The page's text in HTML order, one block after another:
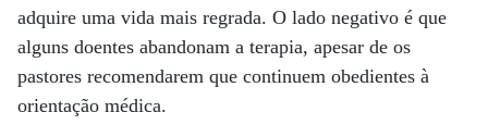
adquire uma vida mais regrada. O lado negativo é que
alguns doentes abandonam a terapia, apesar de os
pastores recomendarem que continuem obedientes à
orientação médica.